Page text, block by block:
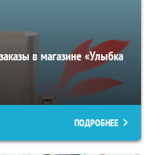
в магазине «Улыбка
ПОДРОБНЕЕ